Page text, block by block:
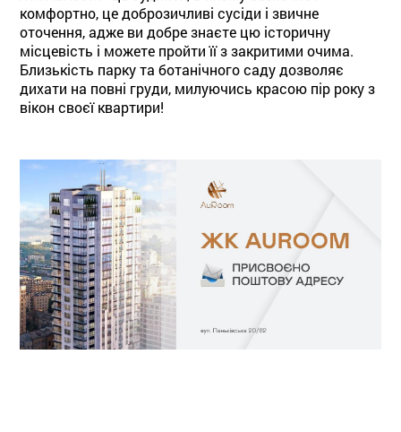
комфортно, це доброзичливі сусіди і звичне
оточення, адже ви добре знаєте цю історичну
місцевість і можете пройти її з закритими очима.
Близькість парку та ботанічного саду дозволяє
дихати на повні груди, милуючись красою пір року з
вікон своєї квартири!